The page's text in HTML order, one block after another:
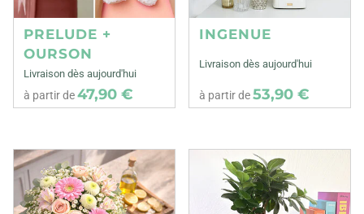
PRELUDE +
OURSON
Livraison dès aujourd'hui
à partir de47,90 €
INGENUE
Livraison dès aujourd'hui
à partir de53,90 €